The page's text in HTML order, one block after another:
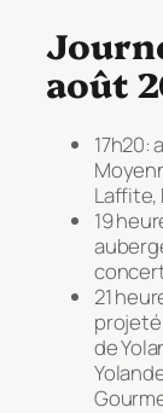
août
17h20:
Laffite,
19
21
projeté
de